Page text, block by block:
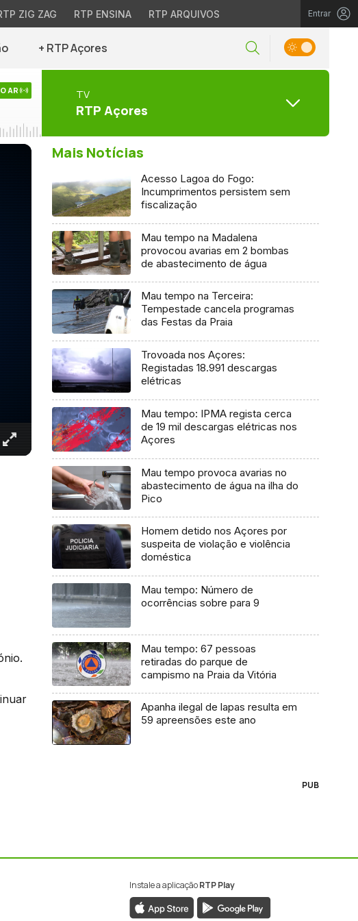
ZIG ZAG RTP ENSINA RTP ARQUIVOS Entrar
+ RTP Açores
AR TV
RTP Açores
Mais Notícias
Acesso Lagoa do Fogo:
Incumprimentos persistem sem
fiscalização
Mau tempo na Madalena
provocou avarias em 2 bombas
de abastecimento de água
Mau tempo na Terceira:
Tempestade cancela programas
das Festas da Praia
Trovoada nos Açores:
Registadas 18.991 descargas
elétricas
Mau tempo: IPMA regista cerca
de 19 mil descargas elétricas nos
Açores
Mau tempo provoca avarias no
abastecimento de água na ilha do
Pico
Homem detido nos Açores por
suspeita de violação e violência
doméstica
Mau tempo: Número de
ocorrências sobre para 9
Mau tempo: 67 pessoas
retiradas do parque de
campismo na Praia da Vitória
Apanha ilegal de lapas resulta em
59 apreensões este ano
PUB
Instale a aplicaçãoRTP Play